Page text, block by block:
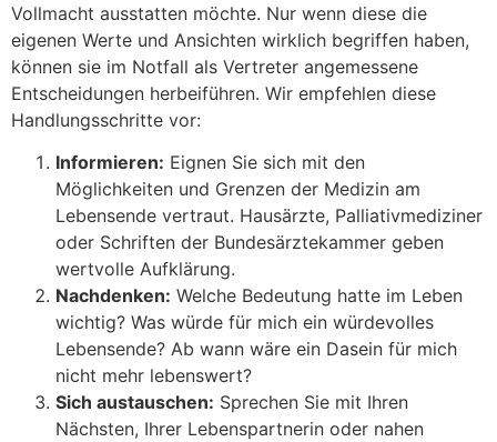
Vollmacht ausstatten möchte. Nur wenn diese die
eigenen Werte und Ansichten wirklich begriffen haben,
können sie im Notfall als Vertreter angemessene
Entscheidungen herbeiführen. Wir empfehlen diese
Handlungsschritte vor:
Informieren: Eignen Sie sich mit den
Möglichkeiten und Grenzen der Medizin am
Lebensende vertraut. Hausärzte, Palliativmediziner
oder Schriften der Bundesärztekammer geben
wertvolle Aufklärung.
Nachdenken: Welche Bedeutung hatte im Leben
wichtig? Was würde für mich ein würdevolles
Lebensende? Ab wann wäre ein Dasein für mich
nicht mehr lebenswert?
Sich austauschen: Sprechen Sie mit Ihren
Nächsten, Ihrer Lebenspartnerin oder nahen